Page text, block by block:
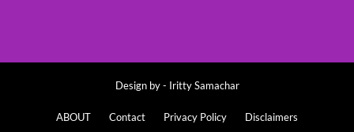
Design by - Iritty Samachar
ABOUT Contact Privacy Policy Disclaimers